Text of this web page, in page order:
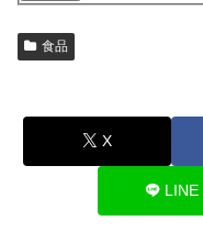
食品
X
LINE